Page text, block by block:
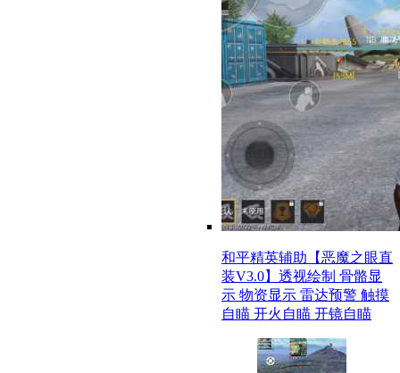
和平精英辅助【恶魔之眼直
装V3.0】透视绘制 骨骼显
示 物资显示 雷达预警 触摸
自瞄 开火自瞄 开镜自瞄